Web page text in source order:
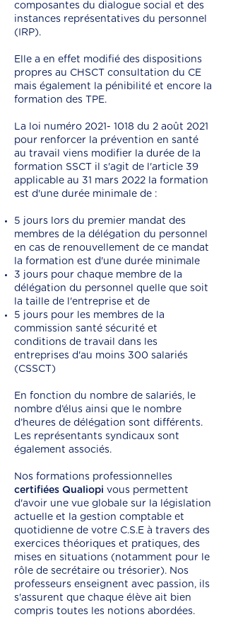
composantes du dialogue social et des
instances représentatives du personnel
(IRP).
Elle a en effet modifié des dispositions
propres au CHSCT consultation du CE
mais également la pénibilité et encore la
formation des TPE.
La loi numéro 2021- 1018 du 2 août 2021
pour renforcer la prévention en santé
au travail viens modifier la durée de la
formation SSCT il s'agit de l'article 39
applicable au 31 mars 2022 la formation
est d'une durée minimale de :
5 jours lors du premier mandat des
membres de la délégation du personnel
en cas de renouvellement de ce mandat
la formation est d'une durée minimale
3 jours pour chaque membre de la
délégation du personnel quelle que soit
la taille de l'entreprise et de
5 jours pour les membres de la
commission santé sécurité et
conditions de travail dans les
entreprises d'au moins 300 salariés
(CSSCT)
En fonction du nombre de salariés, le
nombre d’élus ainsi que le nombre
d’heures de délégation sont différents.
Les représentants syndicaux sont
également associés.
Nos formations professionnelles
certifiées Qualiopi vous permettent
d'avoir une vue globale sur la législation
actuelle et la gestion comptable et
quotidienne de votre C.S.E à travers des
exercices théoriques et pratiques, des
mises en situations (notamment pour le
rôle de secrétaire ou trésorier). Nos
professeurs enseignent avec passion, ils
s'assurent que chaque élève ait bien
compris toutes les notions abordées.